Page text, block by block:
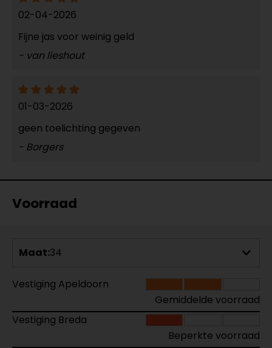
02-04-2026
Fijne jas voor weinig geld
- van lieshout
01-03-2026
geen toelichting gegeven
- Borgers
Voorraad
Maat:34
Vestiging Apeldoorn
Gemiddelde voorraad
Vestiging Breda
Beperkte voorraad